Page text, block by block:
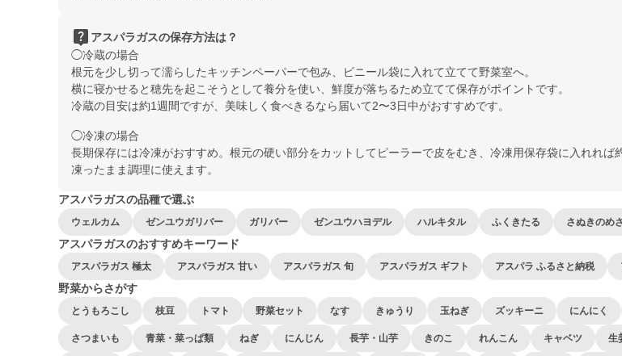
live_help アスパラガスの保存方法は？
◯冷蔵の場合
根元を少し切って濡らしたキッチンペーパーで包み、ビニール袋に入れて立てて野菜室へ。
横に寝かせると穂先を起こそうとして養分を使い、鮮度が落ちるため立てて保存がポイントです。
冷蔵の目安は約1週間ですが、美味しく食べきるなら届いて2〜3日中がおすすめです。
◯冷凍の場合
長期保存には冷凍がおすすめ。根元の硬い部分をカットしてピーラーで皮をむき、冷凍用保存袋に入れれば
凍ったまま調理に使えます。
アスパラガスの品種で選ぶ
ウェルカム ゼンユウガリバー ガリバー ゼンユウハヨデル ハルキタル ふくきたる さぬきのめ
アスパラガスのおすすめキーワード
アスパラガス 極太 アスパラガス 甘い アスパラガス 旬 アスパラガス ギフト アスパラ ふるさと納税
野菜からさがす
とうもろこし 枝豆 トマト 野菜セット なす きゅうり 玉ねぎ ズッキーニ にんにく
さつまいも 青菜・菜っぱ類 ねぎ にんじん 長芋・山芋 きのこ れんこん キャベツ 生